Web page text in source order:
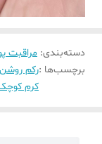
دسته‌بندی: مراقبت
برچسب‌ها :رکم
کرم